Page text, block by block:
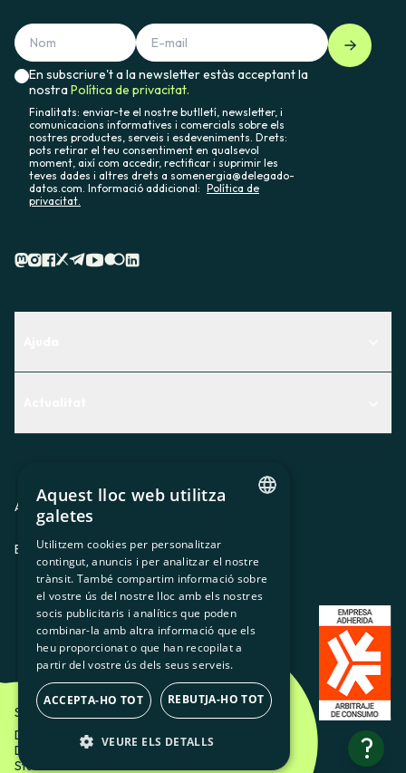
En subscriure't a la newsletter estàs acceptant la
nostraPolítica de privacitat.
Finalitats: enviar-te el nostre butlletí, newsletter, i
comunicacions informatives i comercials sobre els
nostres productes, serveis i esdeveniments. Drets:
pots retirar el teu consentiment en qualsevol
moment, així com accedir, rectificar i suprimir les
teves dades i altres drets a somenergia@delegado-
datos.com. Informació addicional: Política de
privacitat.
Premsa
Treballa amb nosaltres
Avis legal Política de privacitatPolítica de cookies
ES CAGLEU
Som Energia SCCL - 2026
Disseny Creatiu d'Etéreo Design.
Desenvolupament web per Utopig
Studio
?
SPANISH
GL
BASQUE
Aquest lloc web utilitza
galetes
Utilitzem cookies per personalitzar
contingut, anuncis i per analitzar el nostre
trànsit. També compartim informació sobre
el vostre ús del nostre lloc amb els nostres
socis publicitaris i analítics que poden
combinar-la amb altra informació que els
heu proporcionat o que han recopilat a
partir del vostre ús dels seus serveis.
ACCEPTA-HO TOT REBUTJA-HO TOT
VEURE ELS DETALLS